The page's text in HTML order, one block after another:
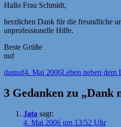
Hallo Frau Schmidt,
herzlichen Dank für die freundliche
unprofessionelle Hilfe.
Beste Grüße
nuf
Autor
dasnufVeröffentlicht
4. Mai 2006Kategorien
Leben neben dem
3 Gedanken zu „Dank
Jata sagt:
4. Mai 2006 um 13:52 Uhr